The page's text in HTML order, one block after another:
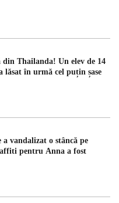
din Thailanda! Un elev de 14
lăsat în urmă cel puțin șase
vandalizat o stâncă pe
pentru Anna a fost